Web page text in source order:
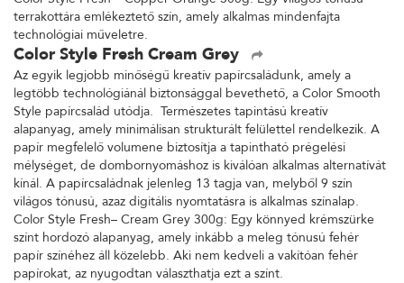
terrakottára emlékeztető szín, amely alkalmas mindenfajta
technológiai műveletre.
Color Style Fresh Cream Grey
Az egyik legjobb minőségű kreatív papírcsaládunk, amely a
legtöbb technológiánál biztonsággal bevethető, a Color Smooth
Style papírcsalád utódja. Természetes tapintású kreatív
alapanyag, amely minimálisan strukturált felülettel rendelkezik. A
papír megfelelő volumene biztosítja a tapintható prégelési
mélységet, de dombornyomáshoz is kiválóan alkalmas alternatívát
kínál. A papírcsaládnak jelenleg 13 tagja van, melyből 9 szín
világos tónusú, azaz digitális nyomtatásra is alkalmas színalap.
Color Style Fresh– Cream Grey 300g: Egy könnyed krémszürke
színt hordozó alapanyag, amely inkább a meleg tónusú fehér
papír színéhez áll közelebb. Aki nem kedveli a vakítóan fehér
papírokat, az nyugodtan választhatja ezt a színt.